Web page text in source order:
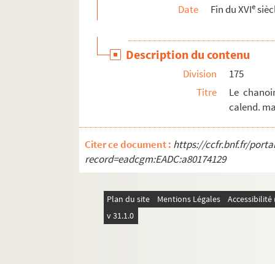
Ms Granvelle 74. « Lettres et papiers des
Ms Granvelle 76. « Lettres de Joachim
Ms Granvelle 77. « Lettres de Joachim
Ms Granvelle 79. « Lettres de Joachim
Date
Fin du XVIe
Description du contenu
Division
175
Titre
Le
calend.
Citer ce document : https://ccfr.bnf.fr/
record=eadcgm:EADC:a80174129
Plan du site Mentions Légales
v 31.1.0